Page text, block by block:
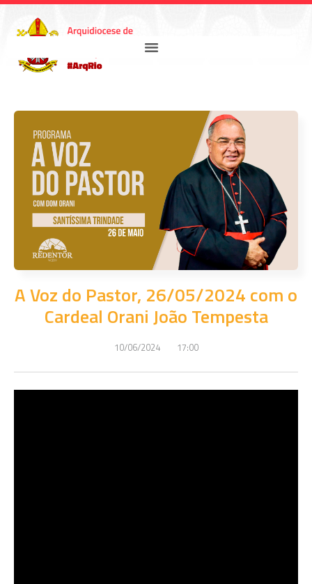
A Voz do Pastor, 26/05/2024 com o
Cardeal Orani João Tempesta
10/06/2024 17:00